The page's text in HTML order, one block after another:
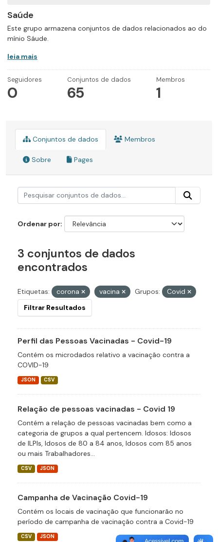
Saúde
Este grupo armazena conjuntos de dados relacionados ao do
mínio Sáude.
leia mais
Seguidores
0
Conjuntos de dados
65
Membros
1
Conjuntos de dados Membros
Sobre Pages
Ordenar por
3 conjuntos de dados
encontrados
Etiquetas: corona vacina Grupos:
Covid
Filtrar Resultados
Perfil das Pessoas Vacinadas - Covid-19
Contém os microdados relativo a vacinação contra a
COVID-19
JSON CSV
Relação de pessoas vacinadas - Covid 19
Contém a relação de pessoas vacinadas bem como a
categoria de grupos a qual pertencem. Idosos: Idosos
de ILPIs, Idosos de 80 a 84 anos, Idosos com 85 anos
ou mais Trabalhadores...
CSV JSON
Campanha de Vacinação Covid-19
Contém os locais de vacinação que funcionarão no
período de campanha de vacinação contra a Covid-19
CSV JSON